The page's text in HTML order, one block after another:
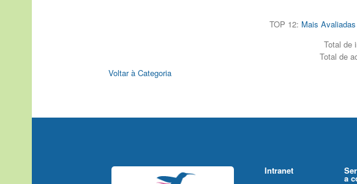
TOP 12: Mais Avaliadas
Total de
Total de
Voltar à Categoria
Intranet
a